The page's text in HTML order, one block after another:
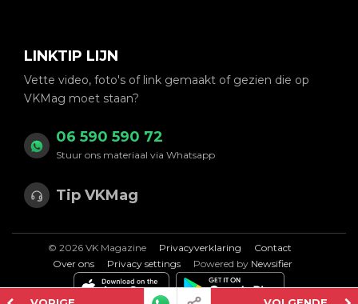
LINKTIP LIJN
Vette video, foto's of link gemaakt of gezien die op
VKMag moet staan?
06 590 590 72
Stuur ons materiaal via Whatsapp
Tip VKMag
© 2026 VK Magazine Privacyverklaring
Contact
Over ons
Privacy settings Powered by Newsifier